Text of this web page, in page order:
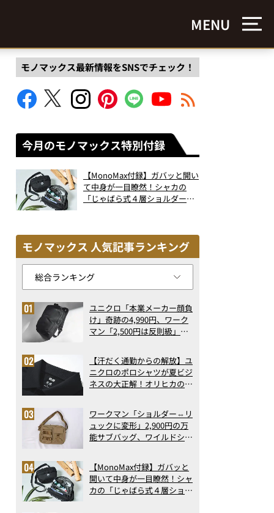
MENU
モノマックス最新情報をSNSでチェック！
今月のモノマックス特別付録
【MonoMax付録】ガバッと開い
て中身が一目瞭然！シャカの
「じゃばら式４層ショルダーバ
モノマックス 人気記事ランキング
ユニクロ「本業メーカー顔負
け」奇跡の4,990円、ワーク
マン「2,500円は反則級」凄
ト3】（2026年6月版）
【汗だく通勤からの解放】ユ
ニクロのポロシャツが夏ビジ
ネスの大正解！オリヒカの透
アの実力
ワークマン「ショルダー⇔リ
ュックに変形」2,900円の万
能サブバッグ、ワイルドシン
記事ランキングベスト3】
（2026年6月版）
【MonoMax付録】ガバッと
開いて中身が一目瞭然！シャ
カの「じゃばら式４層ショル